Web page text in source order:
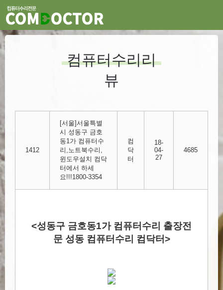
컴퓨터수리리
뷰
1412
[서울]서울특별
시 성동구 금호
동1가 컴퓨터수
리,노트북수리,
윈도우설치 컴닥
터에서 하세
요!!!1800-3354
컴
닥
터
18-
04-
27
4685
<성동구 금호동1가 컴퓨터수리 출장전
문 성동 컴퓨터수리 컴닥터>